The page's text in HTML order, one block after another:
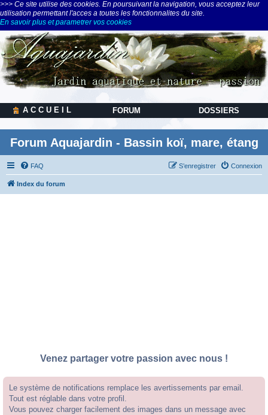
>>> Ce site utilise des cookies. En poursuivant la navigation, vous acceptez leur
utilisation permettant l'acces a toutes les fonctionnalites du site.
En savoir plus et parametrer vos cookies
A C C U E I L FORUM DOSSIERS
Forum Aquajardin - Bassin koï, mare, étang
FAQ Connexion
S’enregistrer
Index du forum
Venez partager votre passion avec nous !
Le système de notifications remplace les avertissements par email.
Tout est réglable dans votre profil.
Vous pouvez charger facilement des images dans un message avec